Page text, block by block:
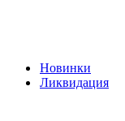
Новинки
Ликвидация